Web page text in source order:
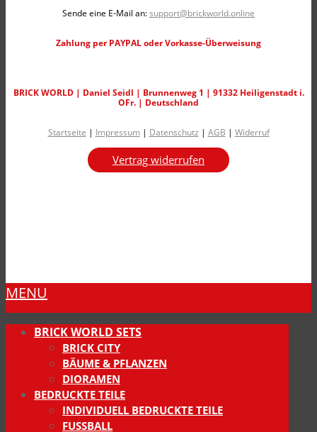
Sende eine E-Mail an:support@brickworld.online
Zahlung per PAYPAL oder Vorkasse-Überweisung
BRICK WORLD | Daniel Seidl | Brunnenweg 1 | 91332 Heiligenstadt i.
OFr. | Deutschland
Startseite | Impressum | Datenschutz | AGB | Widerruf
Vertrag widerrufen
MENU
BRICK WORLD SETS
BRICK CITY
BÄUME & PFLANZEN
DIORAMEN
BEDRUCKTE TEILE
INDIVIDUELL BEDRUCKTE TEILE
FUSSBALL